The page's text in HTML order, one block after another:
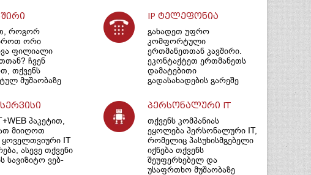
როგორ
ორი
ფილიალი
ჩვენ
თქვენს
მუშაობაზე
IP ტელეფონია
გახადეთ უფრო
კომფორტული
ერთმანეთთან კავშირი.
ეკონტაქტეთ ერთმანეთს
დამატებითი
გადასახადების გარეშე
პაკეტით,
მიიღოთ
IT
ასევე თქვენი
სავიზიტო ვებ-
პერსონალური IT
თქვენს კომპანიას
ეყოლება პერსონალური IT,
რომელიც პასუხისმგებელი
იქნება თქვენს
შეუფერხებელ და
უსაფრთხო მუშაობაზე